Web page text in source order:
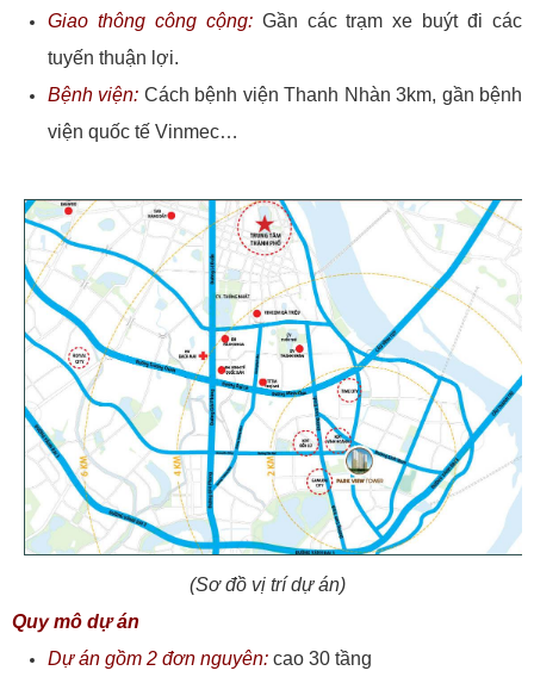
Giao thông công cộng:Gần các trạm xe buýt đi các
tuyến thuận lợi.
Bệnh viện: Cách bệnh viện Thanh Nhàn 3km, gần bệnh
viện quốc tế Vinmec…
(Sơ đồ vị trí dự án)
Quy mô dự án
Dự án gồm 2 đơn nguyên: cao 30 tầng